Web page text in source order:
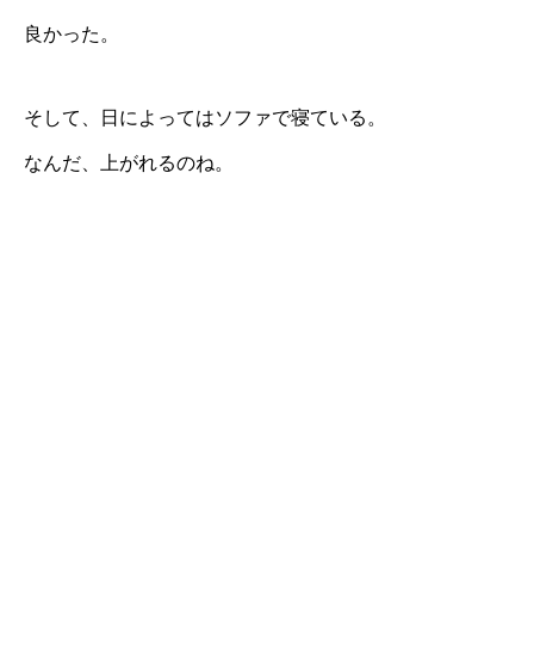
良かった。
そして、日によってはソファで寝ている。
なんだ、上がれるのね。